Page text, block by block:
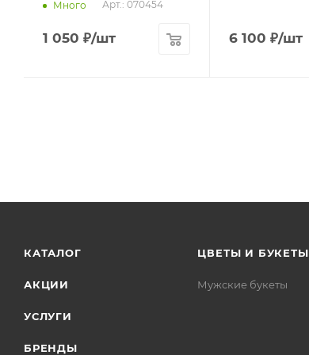
Много Арт.: 070454
1 050 ₽/шт 6 100 ₽/шт
КАТАЛОГ
АКЦИИ
УСЛУГИ
БРЕНДЫ
ЦВЕТЫ И БУКЕТЫ
Мужские букеты